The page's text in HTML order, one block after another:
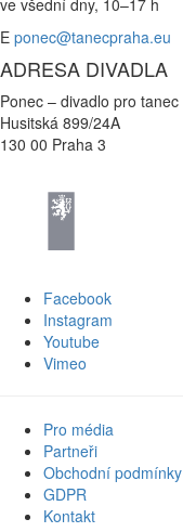
E ponec@tanecpraha.eu
ADRESA DIVADLA
Ponec – divadlo pro tanec
Husitská 899/24A
130 00 Praha 3
Facebook
Instagram
Youtube
Vimeo
Pro média
Partneři
Obchodní podmínky
GDPR
Kontakt